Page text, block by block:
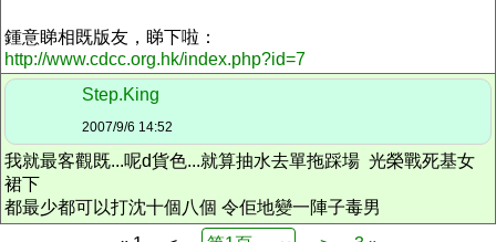
鍾意睇相既版友，睇下啦：
http://www.cdcc.org.hk/index.php?id=7
Step.King
2007/9/6 14:52
我就最客觀既...呢d貨色...就算抽水去單拖踩場 光榮戰死基女
裙下
都最少都可以打沈十個八個 令佢地變一陣子毒男